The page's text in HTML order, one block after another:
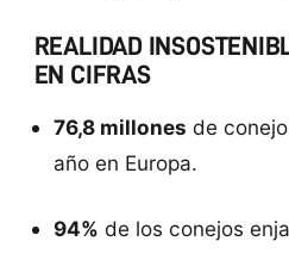
REALIDAD
EN CIFRAS
76,8 millones de
año en Europa.
94% de los conejos